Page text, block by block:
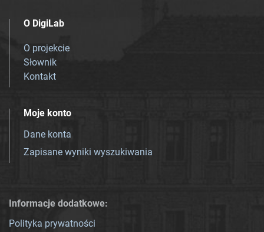
O DigiLab
O projekcie
Słownik
Kontakt
Moje konto
Dane konta
Zapisane wyniki wyszukiwania
Informacje dodatkowe:
Polityka prywatności